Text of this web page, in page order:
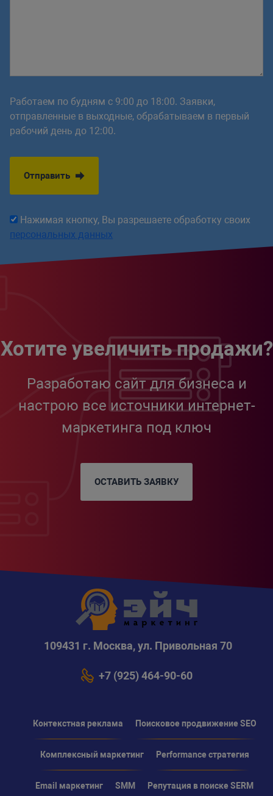
Работаем по будням с 9:00 до 18:00. Заявки,
отправленные в выходные, обрабатываем в первый
рабочий день до 12:00.
Отправить
Нажимая кнопку, Вы разрешаете обработку своих
персональных данных
Хотите увеличить продажи?
Разработаю сайт для бизнеса и
настрою все источники интернет-
маркетинга под ключ
ОСТАВИТЬ ЗАЯВКУ
109431 г. Москва, ул. Привольная 70
+7 (925) 464-90-60
Контекстная реклама Поисковое продвижение SEO
Комплексный маркетинг Performance стратегия
Email маркетинг SMM Репутация в поиске SERM